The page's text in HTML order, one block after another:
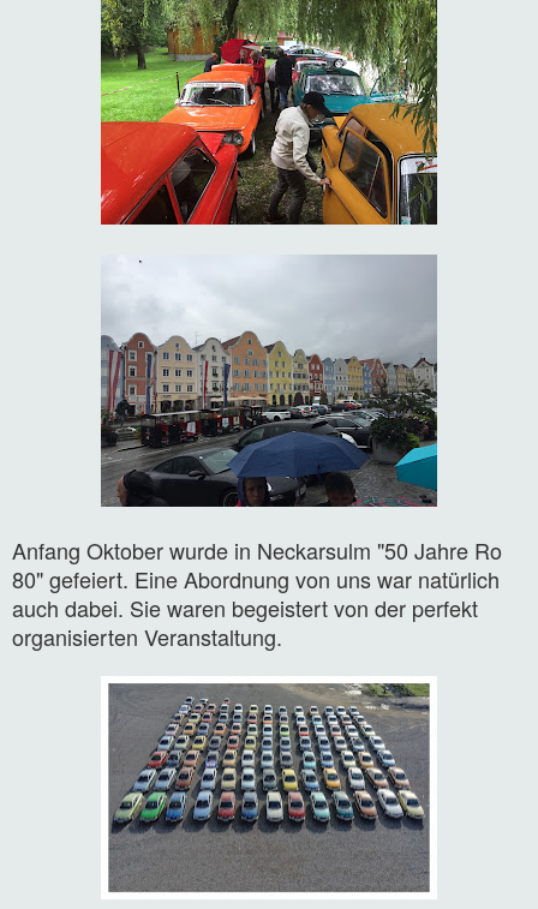
Anfang Oktober wurde in Neckarsulm "50 Jahre Ro
80" gefeiert. Eine Abordnung von uns war natürlich
auch dabei. Sie waren begeistert von der perfekt
organisierten Veranstaltung.